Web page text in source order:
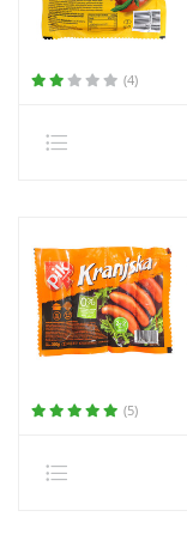
(4)
(5)